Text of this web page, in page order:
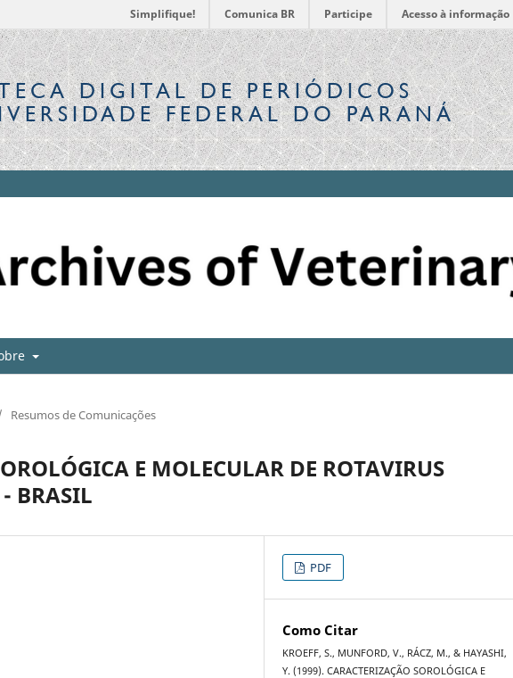
Simplifique! Comunica BR Participe Acesso à informação
DIGITALDE PERIÓDICOS
FEDERAL DO PARANÁ
Resumos de Comunicações
E MOLECULAR DE ROTAVIRUS
BRASIL
PDF
Como Citar
KROEFF, S., MUNFORD, V., RÁCZ, M., & HAYASHI,
Y. (1999). CARACTERIZAÇÃO SOROLÓGICA E